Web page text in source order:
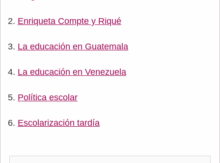
Enriqueta Compte y Riqué
La educación en Guatemala
La educación en Venezuela
Política escolar
Escolarización tardía